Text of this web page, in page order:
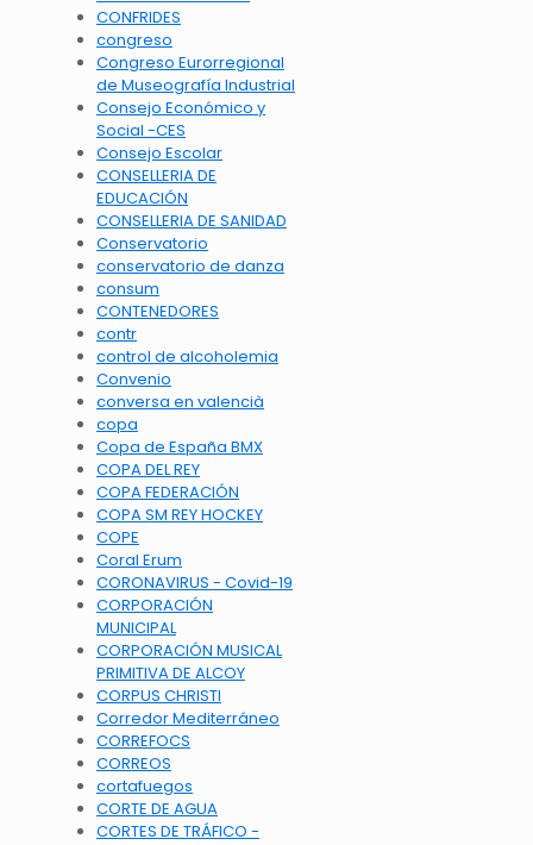
CONFRIDES
congreso
Congreso Eurorregional
de Museografía Industrial
Consejo Económico y
Social -CES
Consejo Escolar
CONSELLERIA DE
EDUCACIÓN
CONSELLERIA DE SANIDAD
Conservatorio
conservatorio de danza
consum
CONTENEDORES
contr
control de alcoholemia
Convenio
conversa en valencià
copa
Copa de España BMX
COPA DEL REY
COPA FEDERACIÓN
COPA SM REY HOCKEY
COPE
Coral Erum
CORONAVIRUS - Covid-19
CORPORACIÓN
MUNICIPAL
CORPORACIÓN MUSICAL
PRIMITIVA DE ALCOY
CORPUS CHRISTI
Corredor Mediterráneo
CORREFOCS
CORREOS
cortafuegos
CORTE DE AGUA
CORTES DE TRÁFICO -